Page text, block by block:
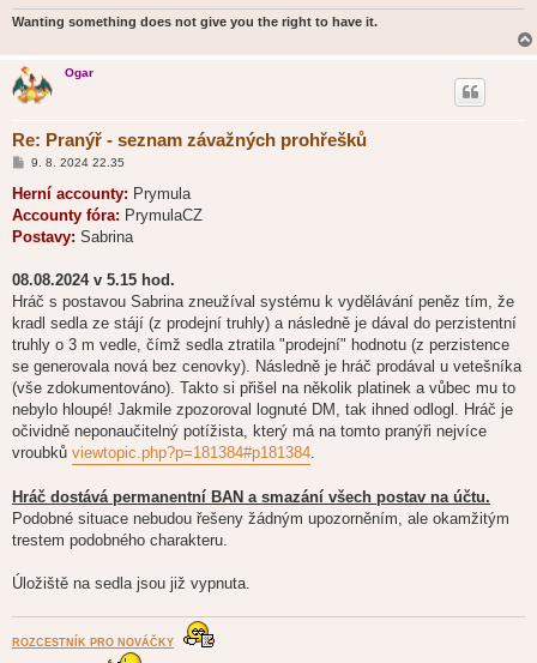
Wanting something does not give you the right to have it.
Ogar
Re: Pranýř - seznam závažných prohřešků
P
í
p
ě
k
9. 8. 2024 22.35
Herní accounty: Prymula
Accounty fóra: PrymulaCZ
Postavy: Sabrina
08.08.2024 v 5.15 hod.
Hráč s postavou Sabrina zneužíval systému k vydělávání peněz tím, že
kradl sedla ze stájí (z prodejní truhly) a následně je dával do perzistentní
truhly o 3 m vedle, čímž sedla ztratila "prodejní" hodnotu (z perzistence
se generovala nová bez cenovky). Následně je hráč prodával u vetešníka
(vše zdokumentováno). Takto si přišel na několik platinek a vůbec mu to
nebylo hloupé! Jakmile zpozoroval lognuté DM, tak ihned odlogl. Hráč je
očividně neponaučitelný potížista, který má na tomto pranýři nejvíce
vroubků viewtopic.php?p=181384#p181384.
Hráč dostává permanentní BAN a smazání všech postav na účtu.
Podobné situace nebudou řešeny žádným upozorněním, ale okamžitým
trestem podobného charakteru.
Úložiště na sedla jsou již vypnuta.
ROZCESTNÍK PRO NOVÁČKY